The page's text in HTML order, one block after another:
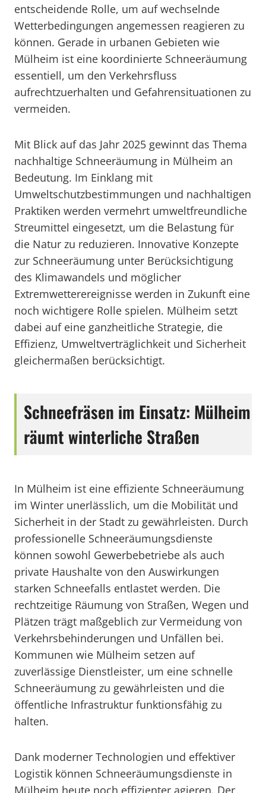
entscheidende Rolle, um auf wechselnde
Wetterbedingungen angemessen reagieren zu
können. Gerade in urbanen Gebieten wie
Mülheim ist eine koordinierte Schneeräumung
essentiell, um den Verkehrsfluss
aufrechtzuerhalten und Gefahrensituationen zu
vermeiden.
Mit Blick auf das Jahr 2025 gewinnt das Thema
nachhaltige Schneeräumung in Mülheim an
Bedeutung. Im Einklang mit
Umweltschutzbestimmungen und nachhaltigen
Praktiken werden vermehrt umweltfreundliche
Streumittel eingesetzt, um die Belastung für
die Natur zu reduzieren. Innovative Konzepte
zur Schneeräumung unter Berücksichtigung
des Klimawandels und möglicher
Extremwetterereignisse werden in Zukunft eine
noch wichtigere Rolle spielen. Mülheim setzt
dabei auf eine ganzheitliche Strategie, die
Effizienz, Umweltverträglichkeit und Sicherheit
gleichermaßen berücksichtigt.
Schneefräsen im Einsatz: Mülheim
räumt winterliche Straßen
In Mülheim ist eine effiziente Schneeräumung
im Winter unerlässlich, um die Mobilität und
Sicherheit in der Stadt zu gewährleisten. Durch
professionelle Schneeräumungsdienste
können sowohl Gewerbebetriebe als auch
private Haushalte von den Auswirkungen
starken Schneefalls entlastet werden. Die
rechtzeitige Räumung von Straßen, Wegen und
Plätzen trägt maßgeblich zur Vermeidung von
Verkehrsbehinderungen und Unfällen bei.
Kommunen wie Mülheim setzen auf
zuverlässige Dienstleister, um eine schnelle
Schneeräumung zu gewährleisten und die
öffentliche Infrastruktur funktionsfähig zu
halten.
Dank moderner Technologien und effektiver
Logistik können Schneeräumungsdienste in
Mülheim heute noch effizienter agieren. Der